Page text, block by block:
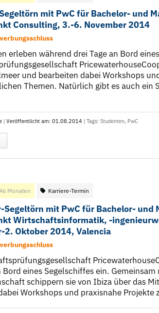
mit PwC für Bachelor- und
Consulting, 3.-6. November 2014
erleben während drei Tage an Bord
und bearbeiten dabei Workshops
Themen. Natürlich gibt es auch ein
| Veröffentlicht am: 01.08.2014 | Tags: Studenten, PwC
Monaten Karriere-Termin
Segeltörn mit PwC für Bachelor- und
Wirtschaftsinformatik, -
2. Oktober 2014, Valencia
Bord eines Segelschiffes ein.
schippern sie von Ibiza über das
Workshops und praxisnahe Projekte